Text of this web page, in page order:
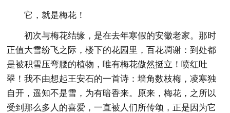
它，就是梅花！
初次与梅花结缘，是在去年寒假的安徽老家。那时
正值大雪纷飞之际，楼下的花园里，百花凋谢：到处都
是被积雪压弯腰的植物，唯有梅花傲然挺立！喷红吐
翠！我不由想起王安石的一首诗：墙角数枝梅，凌寒独
自开，遥知不是雪，为有暗香来。原来，梅花，之所以
受到那么多人的喜爱，一直被人们所传颂，正是因为它